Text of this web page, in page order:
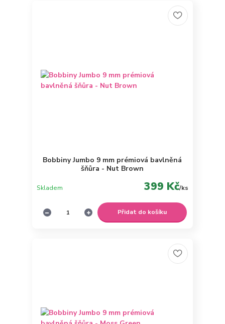
Bobbiny Jumbo 9 mm prémiová bavlněná
šňůra - Nut Brown
399 Kč/ks
Skladem
Přidat do košíku